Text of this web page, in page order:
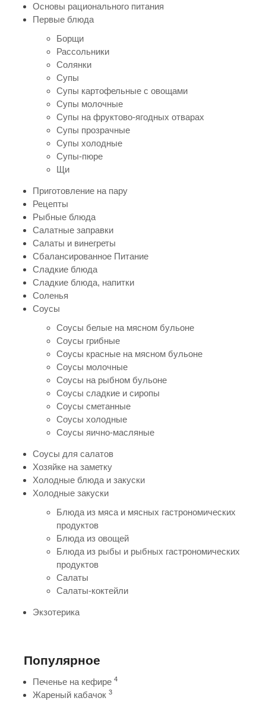
Основы рационального питания
Первые блюда
Борщи
Рассольники
Солянки
Супы
Супы картофельные с овощами
Супы молочные
Супы на фруктово-ягодных отварах
Супы прозрачные
Супы холодные
Супы-пюре
Щи
Приготовление на пару
Рецепты
Рыбные блюда
Салатные заправки
Салаты и винегреты
Сбалансированное Питание
Сладкие блюда
Сладкие блюда, напитки
Соленья
Соусы
Соусы белые на мясном бульоне
Соусы грибные
Соусы красные на мясном бульоне
Соусы молочные
Соусы на рыбном бульоне
Соусы сладкие и сиропы
Соусы сметанные
Соусы холодные
Соусы яично-масляные
Соусы для салатов
Хозяйке на заметку
Холодные блюда и закуски
Холодные закуски
Блюда из мяса и мясных гастрономических
продуктов
Блюда из овощей
Блюда из рыбы и рыбных гастрономических
продуктов
Салаты
Салаты-коктейли
Экзотерика
Популярное
Печенье на кефире 4
Жареный кабачок 3